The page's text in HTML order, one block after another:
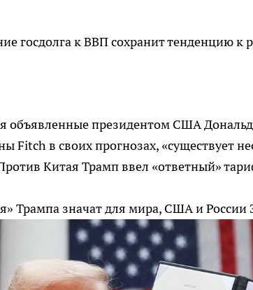
госдолга к ВВП сохранит тенденцию к
объявленные президентом США
Fitch в своих прогнозах, «существует
Китая Трамп ввел «ответный»
Трампа значат для мира, США и России